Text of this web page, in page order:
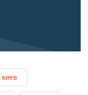
киев